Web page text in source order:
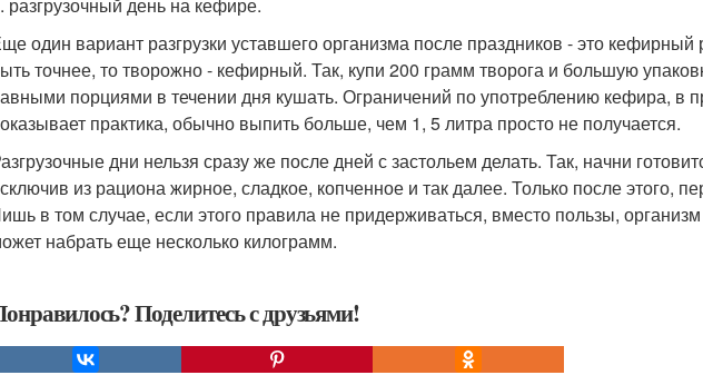
один вариант разгрузки уставшего организма после праздников - это кефирный
точнее, то творожно - кефирный. Так, купи 200 грамм творога и большую
порциями в течении дня кушать. Ограничений по употреблению кефира, в
практика, обычно выпить больше, чем 1, 5 литра просто не получается.
дни нельзя сразу же после дней с застольем делать. Так, начни
из рациона жирное, сладкое, копченное и так далее. Только после этого,
в том случае, если этого правила не придерживаться, вместо пользы,
набрать еще несколько килограмм.
Поделитесь с друзьями!